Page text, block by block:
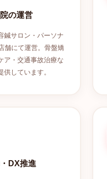
の運営
鍼サロン・パーソナ
舗にて運営。骨盤矯
ア・交通事故治療な
供しています。
DX推進